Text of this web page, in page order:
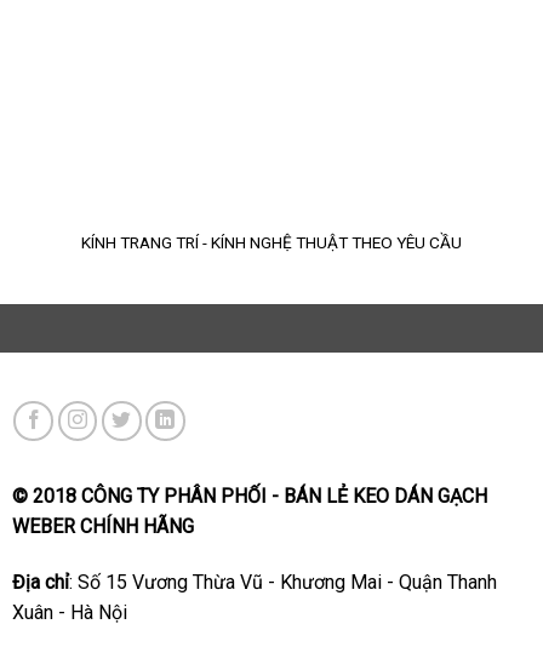
KÍNH TRANG TRÍ - KÍNH NGHỆ THUẬT THEO YÊU CẦU
© 2018 CÔNG TY PHÂN PHỐI - BÁN LẺ KEO DÁN GẠCH
WEBER CHÍNH HÃNG
Địa chỉ: Số 15 Vương Thừa Vũ - Khương Mai - Quận Thanh
Xuân - Hà Nội